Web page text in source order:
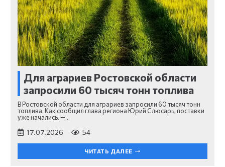
Для аграриев Ростовской области
запросили 60 тысяч тонн топлива
В Ростовской области для аграриев запросили 60 тысяч тонн
топлива. Как сообщил глава региона Юрий Слюсарь, поставки
уже начались. —…
17.07.2026 54
ЧИТАТЬ ДАЛЕЕ